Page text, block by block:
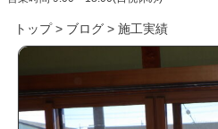
トップ> ブログ > 施工実績